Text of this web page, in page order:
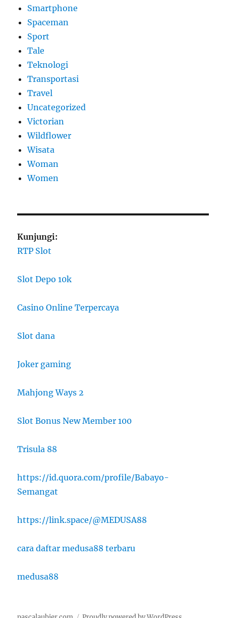
Smartphone
Spaceman
Sport
Tale
Teknologi
Transportasi
Travel
Uncategorized
Victorian
Wildflower
Wisata
Woman
Women
Kunjungi:
RTP Slot
Slot Depo 10k
Casino Online Terpercaya
Slot dana
Joker gaming
Mahjong Ways 2
Slot Bonus New Member 100
Trisula 88
https://id.quora.com/profile/Babayo-
Semangat
https://link.space/@MEDUSA88
cara daftar medusa88 terbaru
medusa88